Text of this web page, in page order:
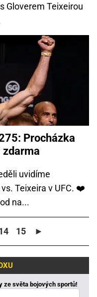
Gloverem Teixeirou
Procházka
zdarma
uvidíme
Teixeira v UFC. ❤️
na...
15 ►
ze světa bojových sportů!